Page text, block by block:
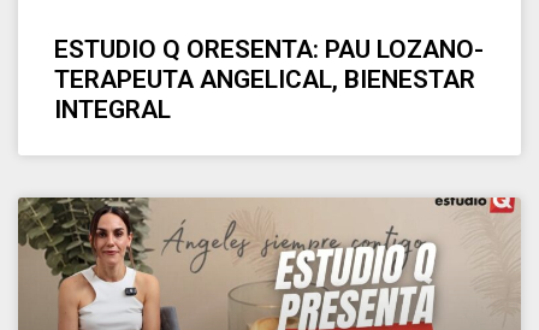
ESTUDIO Q ORESENTA: PAU LOZANO-
TERAPEUTA ANGELICAL, BIENESTAR
INTEGRAL